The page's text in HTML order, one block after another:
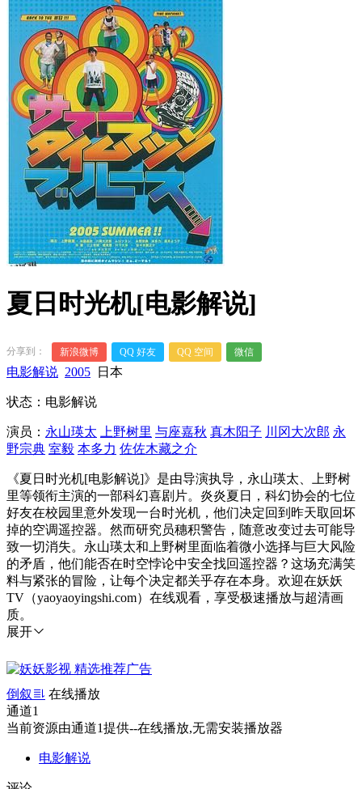
夏日时光机[电影解说]
分享到： 新浪微博 QQ 好友 QQ 空间 微信
电影解说 2005 日本
状态：电影解说
演员： 永山瑛太 上野树里 与座嘉秋 真木阳子 川冈大次郎 永
野宗典 室毅 本多力 佐佐木藏之介
《夏日时光机[电影解说]》是由导演执导，永山瑛太、上野树
里等领衔主演的一部科幻喜剧片。炎炎夏日，科幻协会的七位
好友在校园里意外发现一台时光机，他们决定回到昨天取回坏
掉的空调遥控器。然而研究员穗积警告，随意改变过去可能导
致一切消失。永山瑛太和上野树里面临着微小选择与巨大风险
的矛盾，他们能否在时空悖论中安全找回遥控器？这场充满笑
料与紧张的冒险，让每个决定都关乎存在本身。欢迎在妖妖
TV（yaoyaoyingshi.com）在线观看，享受极速播放与超清画
质。
展开
倒叙
在线播放
通道1
当前资源由通道1提供--在线播放,无需安装播放器
电影解说